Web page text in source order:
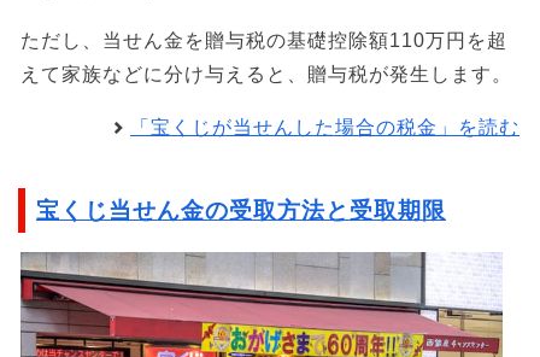
ただし、当せん金を贈与税の基礎控除額110万円を超
えて家族などに分け与えると、贈与税が発生します。
「宝くじが当せんした場合の税金」を読む
宝くじ当せん金の受取方法と受取期限